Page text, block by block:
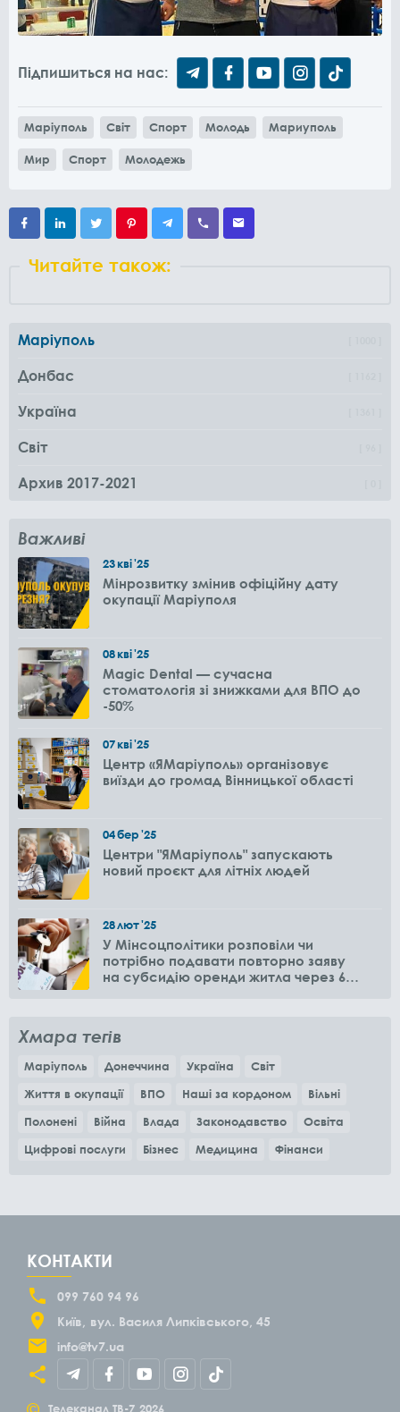
Підпишиться на нас:
Маріуполь Світ Спорт Молодь Мариуполь
Мир Спорт Молодежь
Читайте також:
Маріуполь
Донбас
Україна
Світ
Архив 2017-2021
Важливі
23кві'25
Мінрозвитку змінив офіційну дату
окупації Маріуполя
08кві'25
Magic Dental — сучасна
стоматологія зі знижками для ВПО до
-50%
07кві'25
Центр «ЯМаріуполь» організовує
виїзди до громад Вінницької області
04бер'25
Центри "ЯМаріуполь" запускають
новий проєкт для літніх людей
28лют'25
У Мінсоцполітики розповіли чи
потрібно подавати повторно заяву
на субсидію оренди житла через 6
Хмара тегів
Маріуполь Донеччина Україна
Світ
Життя в окупації
ВПО Наші за кордоном
Вільні
Полонені
Війна Влада Законодавство
Освіта
Цифрові послуги
Бізнес Медицина Фінанси
КОНТАКТИ
099 760 94 96
Київ
вул. Василя Липківського, 45
info@tv7.ua
Телеканал ТВ-7 2026